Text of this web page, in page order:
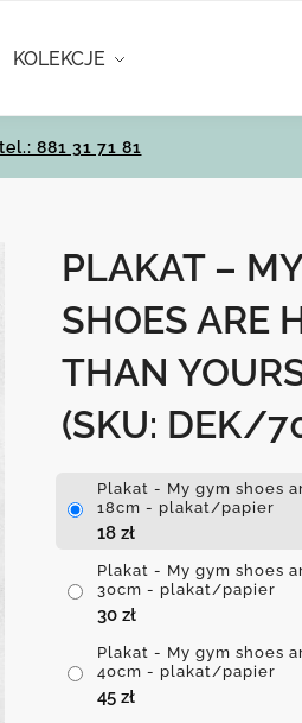
KOLEKCJE
tel.: 881 31 71 81
PLAKAT –
SHOES ARE
THAN
(SKU: DEK/
Plakat - My gym shoes
18cm - plakat/papier
18 zł
Plakat - My gym shoes
30cm - plakat/papier
30 zł
Plakat - My gym shoes
40cm - plakat/papier
45 zł